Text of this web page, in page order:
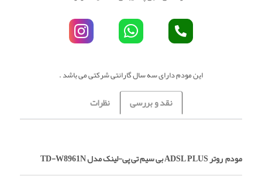
این مودم دارای سه سال گارانتی شرکتی می باشد .
نقد و بررسی نظرات
مودم روتر ADSL PLUS بی سیم تی پی-لینک مدل TD-W8961N